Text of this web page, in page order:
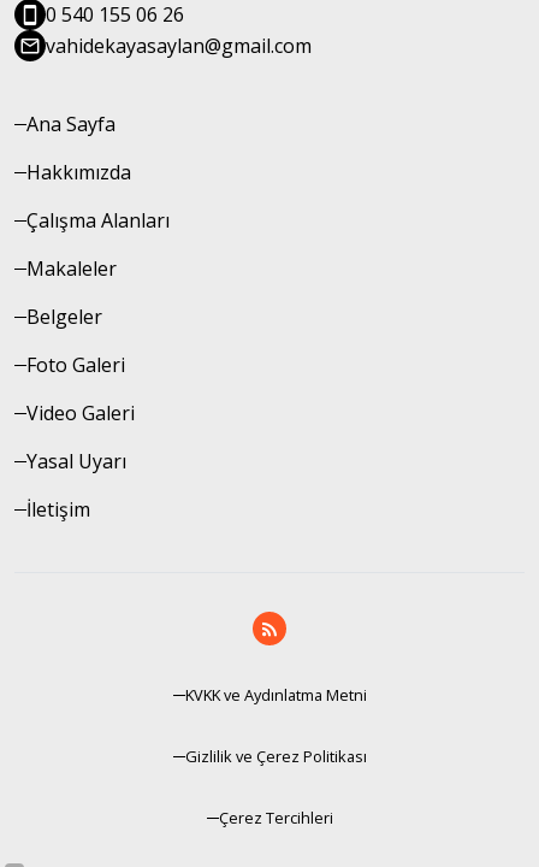
0 540 155 06 26
vahidekayasaylan@gmail.com
Ana Sayfa
Hakkımızda
Çalışma Alanları
Makaleler
Belgeler
Foto Galeri
Video Galeri
Yasal Uyarı
İletişim
KVKK ve Aydınlatma Metni
Gizlilik ve Çerez Politikası
Çerez Tercihleri